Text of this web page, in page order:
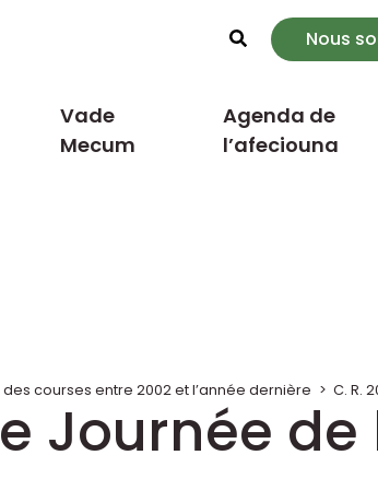
Rechercher
Nous
Vade
Mecum
Agenda de
l’afeciouna
courses entre 2002 et l’année dernière > C. R.
Journée de